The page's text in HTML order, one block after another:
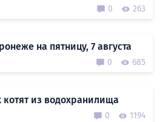
0 263
на пятницу, 7 августа
0 685
из водохранилища
0 1194